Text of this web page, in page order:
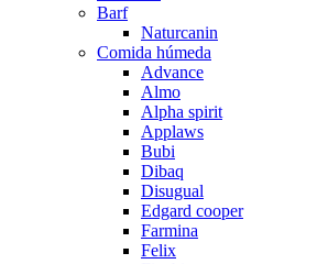
Barf
Naturcanin
Comida húmeda
Advance
Almo
Alpha spirit
Applaws
Bubi
Dibaq
Disugual
Edgard cooper
Farmina
Felix